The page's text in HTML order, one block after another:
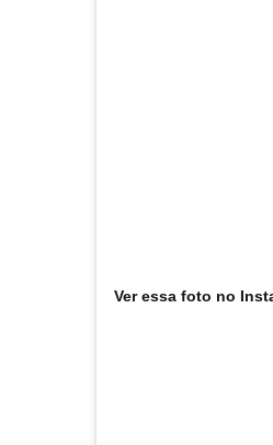
Ver essa foto no